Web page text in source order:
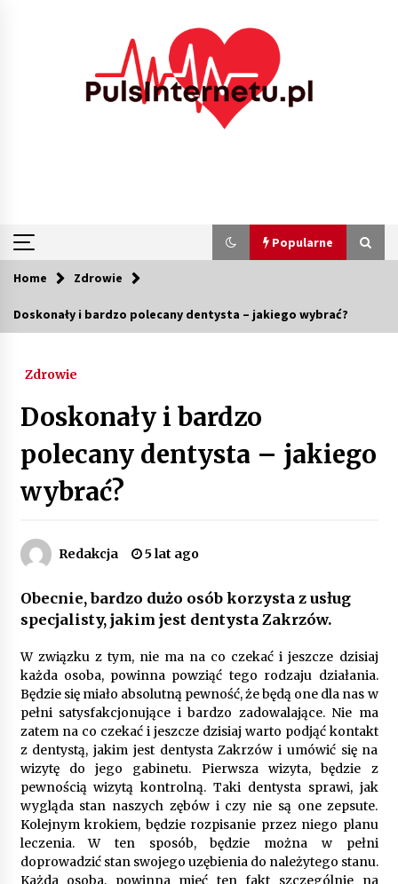
Popularne
Popularne
Poczucie bezpieczeństwa a jasne zasady pracy.
4 miesiące ago
4 miesiące ago
drewno, gaz i prąd
8 miesięcy ago
Oferta z pojazdami wyposażonymi w kontenery
– nowoczesne rozwiązanie dla logistyki
9 miesięcy ago
Filtrowanie chłodziwa w procesach obróbki
skrawaniem – wpływ na żywotność narzędzi i
jakość detali
9 miesięcy ago
Automatyzacja zbierania informacji zwrotnych
– oszczędność czasu dzięki recom system
9 miesięcy ago
Home Zdrowie
Doskonały i bardzo polecany dentysta – jakiego wybrać?
Zdrowie
Doskonały i bardzo
polecany dentysta – jakiego
wybrać?
Redakcja 5 lat ago
Obecnie, bardzo dużo osób korzysta z usług
specjalisty, jakim jest dentysta Zakrzów.
W związku z tym, nie ma na co czekać i jeszcze dzisiaj
każda osoba, powinna powziąć tego rodzaju działania.
Będzie się miało absolutną pewność, że będą one dla nas w
pełni satysfakcjonujące i bardzo zadowalające. Nie ma
zatem na co czekać i jeszcze dzisiaj warto podjąć kontakt
z dentystą, jakim jest dentysta Zakrzów i umówić się na
wizytę do jego gabinetu. Pierwsza wizyta, będzie z
pewnością wizytą kontrolną. Taki dentysta sprawi, jak
wygląda stan naszych zębów i czy nie są one zepsute.
Kolejnym krokiem, będzie rozpisanie przez niego planu
leczenia. W ten sposób, będzie można w pełni
doprowadzić stan swojego uzębienia do należytego stanu.